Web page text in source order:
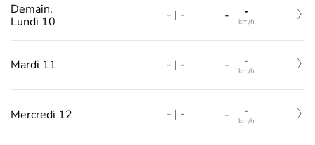
Demain,
Lundi 10
- | - - -
km/h
Mardi 11 - | - - -
km/h
Mercredi 12 - | - - -
km/h